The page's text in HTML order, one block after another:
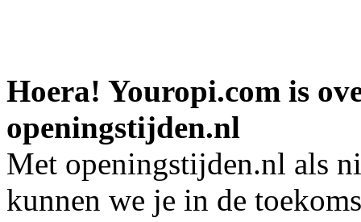
Hoera! Youropi.com is
openingstijden.nl
Met openingstijden.nl als
kunnen we je in de